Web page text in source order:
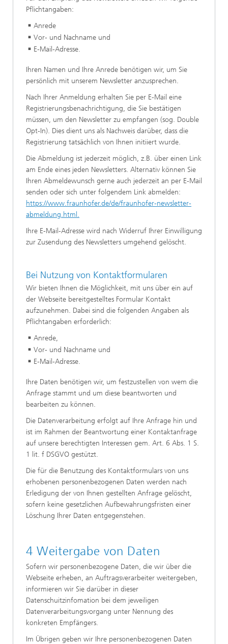
Pflichtangaben:
Anrede
Vor- und Nachname und
E-Mail-Adresse.
Ihren Namen und Ihre Anrede benötigen wir, um Sie
persönlich mit unserem Newsletter anzusprechen.
Nach Ihrer Anmeldung erhalten Sie per E-Mail eine
Registrierungsbenachrichtigung, die Sie bestätigen
müssen, um den Newsletter zu empfangen (sog. Double
Opt-In). Dies dient uns als Nachweis darüber, dass die
Registrierung tatsächlich von Ihnen initiiert wurde.
Die Abmeldung ist jederzeit möglich, z.B. über einen Link
am Ende eines jeden Newsletters. Alternativ können Sie
Ihren Abmeldewunsch gerne auch jederzeit an per E-Mail
senden oder sich unter folgendem Link abmelden:
https://www.fraunhofer.de/de/fraunhofer-newsletter-
abmeldung.html.
Ihre E-Mail-Adresse wird nach Widerruf Ihrer Einwilligung
zur Zusendung des Newsletters umgehend gelöscht.
Bei Nutzung von Kontaktformularen
Wir bieten Ihnen die Möglichkeit, mit uns über ein auf
der Webseite bereitgestelltes Formular Kontakt
aufzunehmen. Dabei sind die folgenden Angaben als
Pflichtangaben erforderlich:
Anrede,
Vor- und Nachname und
E-Mail-Adresse.
Ihre Daten benötigen wir, um festzustellen von wem die
Anfrage stammt und um diese beantworten und
bearbeiten zu können.
Die Datenverarbeitung erfolgt auf Ihre Anfrage hin und
ist im Rahmen der Beantwortung einer Kontaktanfrage
auf unsere berechtigten Interessen gem. Art. 6 Abs. 1 S.
1 lit. f DSGVO gestützt.
Die für die Benutzung des Kontaktformulars von uns
erhobenen personenbezogenen Daten werden nach
Erledigung der von Ihnen gestellten Anfrage gelöscht,
sofern keine gesetzlichen Aufbewahrungsfristen einer
Löschung Ihrer Daten entgegenstehen.
4 Weitergabe von Daten
Sofern wir personenbezogene Daten, die wir über die
Webseite erheben, an Auftragsverarbeiter weitergeben,
informieren wir Sie darüber in dieser
Datenschuitzinfomation bei dem jeweiligen
Datenverarbeitungsvorgang unter Nennung des
konkreten Empfängers.
Im Übrigen geben wir Ihre personenbezogenen Daten